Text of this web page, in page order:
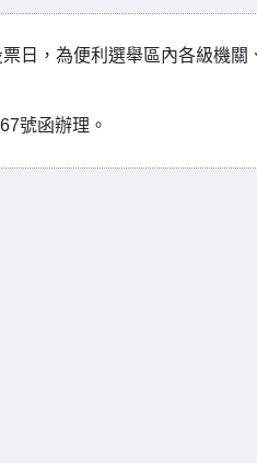
日，為便利選舉區內各級機關
號函辦理。